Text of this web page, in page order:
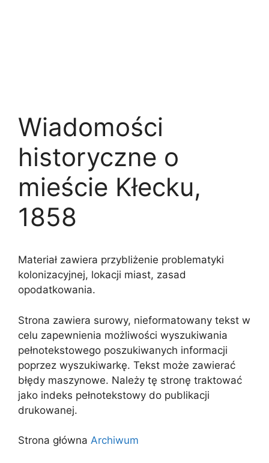
Wiadomości
historyczne o
mieście Kłecku,
1858
Materiał zawiera przybliżenie problematyki
kolonizacyjnej, lokacji miast, zasad
opodatkowania.
Strona zawiera surowy, nieformatowany tekst w
celu zapewnienia możliwości wyszukiwania
pełnotekstowego poszukiwanych informacji
poprzez wyszukiwarkę. Tekst może zawierać
błędy maszynowe. Należy tę stronę traktować
jako indeks pełnotekstowy do publikacji
drukowanej.
Strona główna Archiwum